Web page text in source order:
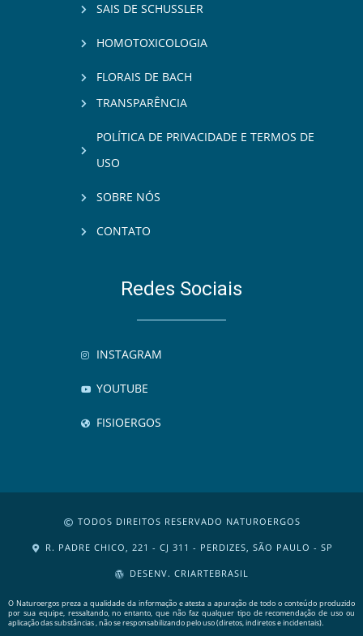
SAIS DE SCHUSSLER
HOMOTOXICOLOGIA
FLORAIS DE BACH
TRANSPARÊNCIA
POLÍTICA DE PRIVACIDADE E TERMOS DE
USO
SOBRE NÓS
CONTATO
Redes Sociais
INSTAGRAM
YOUTUBE
FISIOERGOS
TODOS DIREITOS RESERVADO NATUROERGOS
R. PADRE CHICO, 221 - CJ 311 - PERDIZES, SÃO PAULO - SP
DESENV. CRIARTEBRASIL
O Naturoergos preza a qualidade da informação e atesta a apuração de todo o conteúdo produzido
por sua equipe, ressaltando, no entanto, que não faz qualquer tipo de recomendação de uso ou
aplicação das substâncias , não se responsabilizando pelo uso (diretos, indiretos e incidentais).